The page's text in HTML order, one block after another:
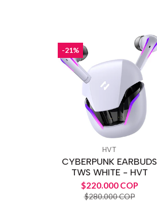
-21%
HVT
CYBERPUNK EARBUDS
TWS WHITE - HVT
$220.000 COP
$280.000 COP